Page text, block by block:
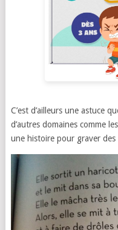
C’est d’ailleurs une astuce
d’autres domaines comme
une histoire pour graver